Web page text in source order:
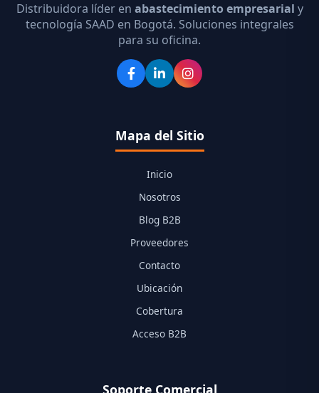
Distribuidora líder en abastecimiento empresarial y
tecnología SAAD en Bogotá. Soluciones integrales
para su oficina.
Mapa del Sitio
Inicio
Nosotros
Blog B2B
Proveedores
Contacto
Ubicación
Cobertura
Acceso B2B
Soporte Comercial